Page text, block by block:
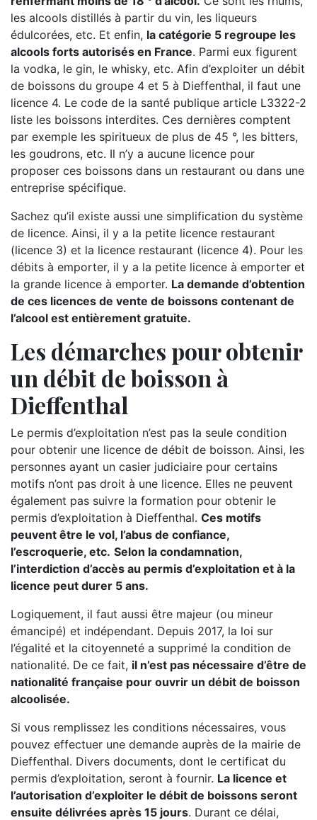
les alcools distillés à partir du vin, les liqueurs
édulcorées, etc. Et enfin, la catégorie 5 regroupe les
alcools forts autorisés en France. Parmi eux figurent
la vodka, le gin, le whisky, etc. Afin d’exploiter un débit
de boissons du groupe 4 et 5 à Dieffenthal, il faut une
licence 4. Le code de la santé publique article L3322-2
liste les boissons interdites. Ces dernières comptent
par exemple les spiritueux de plus de 45 °, les bitters,
les goudrons, etc. Il n’y a aucune licence pour
proposer ces boissons dans un restaurant ou dans une
entreprise spécifique.
Sachez qu’il existe aussi une simplification du système
de licence. Ainsi, il y a la petite licence restaurant
(licence 3) et la licence restaurant (licence 4). Pour les
débits à emporter, il y a la petite licence à emporter et
la grande licence à emporter. La demande d’obtention
de ces licences de vente de boissons contenant de
l’alcool est entièrement gratuite.
Les démarches pour obtenir
un débit de boisson à
Dieffenthal
Le permis d’exploitation n’est pas la seule condition
pour obtenir une licence de débit de boisson. Ainsi, les
personnes ayant un casier judiciaire pour certains
motifs n’ont pas droit à une licence. Elles ne peuvent
également pas suivre la formation pour obtenir le
permis d’exploitation à Dieffenthal. Ces motifs
peuvent être le vol, l’abus de confiance,
l’escroquerie, etc. Selon la condamnation,
l’interdiction d’accès au permis d’exploitation et à la
licence peut durer 5 ans.
Logiquement, il faut aussi être majeur (ou mineur
émancipé) et indépendant. Depuis 2017, la loi sur
l’égalité et la citoyenneté a supprimé la condition de
nationalité. De ce fait, il n’est pas nécessaire d’être de
nationalité française pour ouvrir un débit de boisson
alcoolisée.
Si vous remplissez les conditions nécessaires, vous
pouvez effectuer une demande auprès de la mairie de
Dieffenthal. Divers documents, dont le certificat du
permis d’exploitation, seront à fournir. La licence et
l’autorisation d’exploiter le débit de boissons seront
ensuite délivrées après 15 jours. Durant ce délai,